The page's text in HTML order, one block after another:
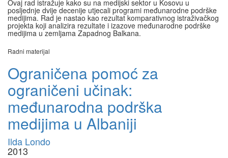
Ovaj rad istražuje kako su na medijski sektor u Kosovu u
posljednje dvije decenije utjecali programi međunarodne podrške
medijima. Rad je nastao kao rezultat komparativnog istraživačkog
projekta koji analizira rezultate i izazove međunarodne podrške
medijima u zemljama Zapadnog Balkana.
Radni materijal
Ograničena pomoć za
ograničeni učinak:
međunarodna podrška
medijima u Albaniji
Ilda Londo
2013